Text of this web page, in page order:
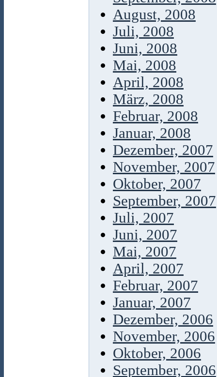
August, 2008
Juli, 2008
Juni, 2008
Mai, 2008
April, 2008
März, 2008
Februar, 2008
Januar, 2008
Dezember, 2007
November, 2007
Oktober, 2007
September, 2007
Juli, 2007
Juni, 2007
Mai, 2007
April, 2007
Februar, 2007
Januar, 2007
Dezember, 2006
November, 2006
Oktober, 2006
September, 2006